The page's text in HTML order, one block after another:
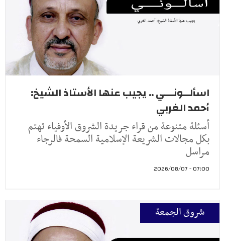
اسألــونـــي .. يجيب عنها الأستاذ الشيخ:
أحمد الغربي
أسئلة متنوعة من قراء جريدة الشروق الأوفياء تهتم
بكل مجالات الشريعة الإسلامية السمحة فالرجاء
مراسل
07:00 - 2026/08/07
شروق الجمعة